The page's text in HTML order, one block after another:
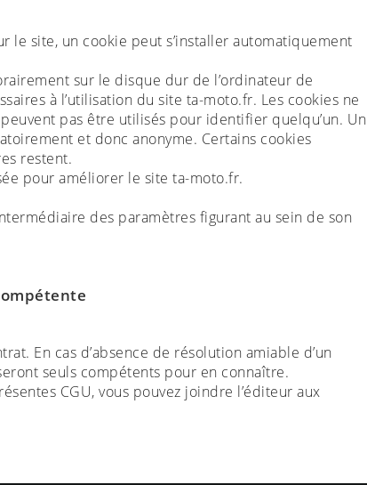
le site, un cookie peut s’installer automatiquement
sur le disque dur de l’ordinateur de
à l’utilisation du site ta-moto.fr. Les cookies ne
pas être utilisés pour identifier quelqu’un. Un
et donc anonyme. Certains cookies
restent.
pour améliorer le site ta-moto.fr.
des paramètres figurant au sein de son
En cas d’absence de résolution amiable d’un
seuls compétents pour en connaître.
CGU, vous pouvez joindre l’éditeur aux